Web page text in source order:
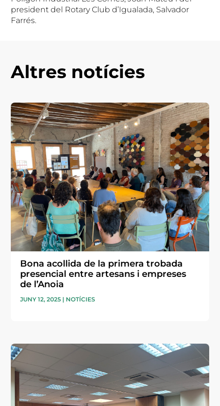
president del Rotary Club d’Igualada, Salvador
Farrés.
Altres notícies
Bona acollida de la primera trobada
presencial entre artesans i empreses
de l’Anoia
JUNY 12, 2025 | NOTÍCIES